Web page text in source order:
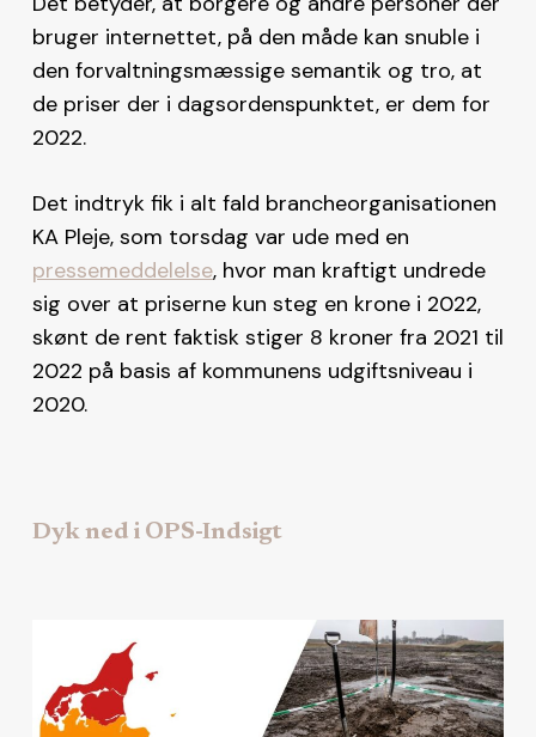
bruger internettet, på den måde kan snuble i
den forvaltningsmæssige semantik og tro, at
de priser der i dagsordenspunktet, er dem for
2022.
Det indtryk fik i alt fald brancheorganisationen
KA Pleje, som torsdag var ude med en
pressemeddelelse, hvor man kraftigt undrede
sig over at priserne kun steg en krone i 2022,
skønt de rent faktisk stiger 8 kroner fra 2021 til
2022 på basis af kommunens udgiftsniveau i
2020.
Dyk ned i OPS-Indsigt